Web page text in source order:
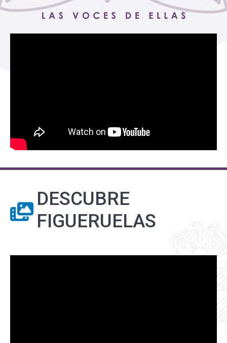
DESCUBRE
FIGUERUELAS